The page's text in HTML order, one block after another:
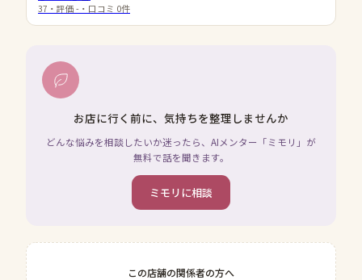
37 ・評価 - ・口コミ 0件
お店に行く前に、気持ちを整理しませんか
どんな悩みを相談したいか迷ったら、AIメンター「ミモリ」が
無料で話を聞きます。
ミモリに相談
この店舗の関係者の方へ